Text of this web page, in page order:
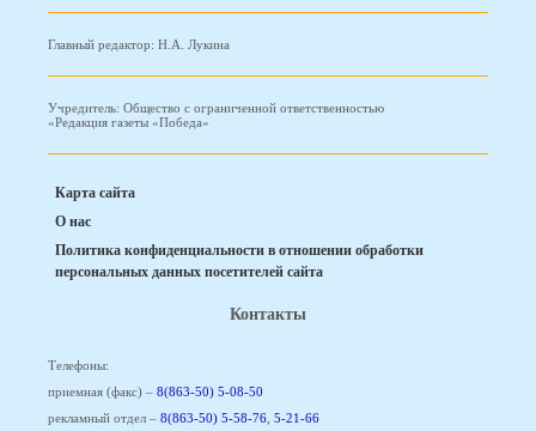
Главный редактор: Н.А. Лукина
Учредитель: Общество с ограниченной ответственностью
«Редакция газеты «Победа»
Карта сайта
О нас
Политика конфиденциальности в отношении обработки
персональных данных посетителей сайта
Контакты
Телефоны:
приемная (факс) – 8(863-50) 5-08-50
рекламный отдел – 8(863-50) 5-58-76 5-21-66